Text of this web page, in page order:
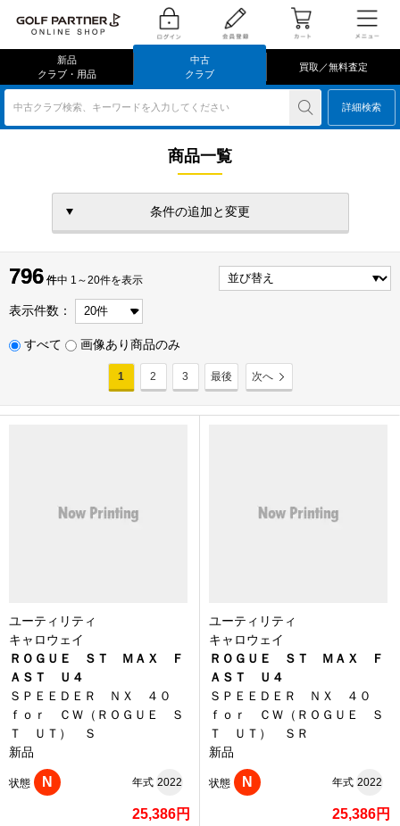
新品
クラブ・用品
中古
クラブ
買取／無料査定
中古クラブ検索、キーワードを入力してください 詳細検索
商品一覧
条件の追加と変更
796 件
796 件中 1～20件を表示
表示件数：
すべて 画像あり商品のみ
1 2 3 最後 次へ
ユーティリティ
キャロウェイ
ＲＯＧＵＥ ＳＴ ＭＡＸ Ｆ
ＡＳＴ Ｕ４
ＳＰＥＥＤＥＲ ＮＸ ４０
ｆｏｒ ＣＷ（ＲＯＧＵＥ Ｓ
Ｔ ＵＴ） Ｓ
新品
状態 N 年式 2022
25,386円
ユーティリティ
キャロウェイ
ＲＯＧＵＥ ＳＴ ＭＡＸ Ｆ
ＡＳＴ Ｕ４
ＳＰＥＥＤＥＲ ＮＸ ４０
ｆｏｒ ＣＷ（ＲＯＧＵＥ Ｓ
Ｔ ＵＴ） ＳＲ
新品
状態 N 年式 2022
25,386円